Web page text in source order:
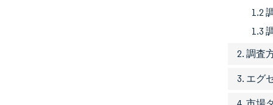
1.2
1.3
2. 調査
3. エグ